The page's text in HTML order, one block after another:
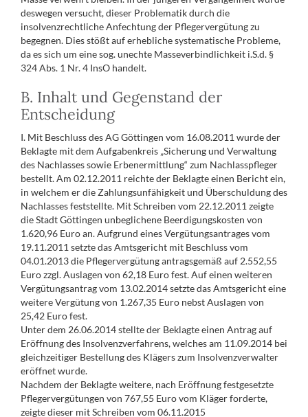
deswegen versucht, dieser Problematik durch die
insolvenzrechtliche Anfechtung der Pflegervergütung zu
begegnen. Dies stößt auf erhebliche systematische Probleme,
da es sich um eine sog. unechte Masseverbindlichkeit i.S.d. §
324 Abs. 1 Nr. 4 InsO handelt.
B. Inhalt und Gegenstand der
Entscheidung
I. Mit Beschluss des AG Göttingen vom 16.08.2011 wurde der
Beklagte mit dem Aufgabenkreis „Sicherung und Verwaltung
des Nachlasses sowie Erbenermittlung“ zum Nachlasspfleger
bestellt. Am 02.12.2011 reichte der Beklagte einen Bericht ein,
in welchem er die Zahlungsunfähigkeit und Überschuldung des
Nachlasses feststellte. Mit Schreiben vom 22.12.2011 zeigte
die Stadt Göttingen unbeglichene Beerdigungskosten von
1.620,96 Euro an. Aufgrund eines Vergütungsantrages vom
19.11.2011 setzte das Amtsgericht mit Beschluss vom
04.01.2013 die Pflegervergütung antragsgemäß auf 2.552,55
Euro zzgl. Auslagen von 62,18 Euro fest. Auf einen weiteren
Vergütungsantrag vom 13.02.2014 setzte das Amtsgericht eine
weitere Vergütung von 1.267,35 Euro nebst Auslagen von
25,42 Euro fest.
Unter dem 26.06.2014 stellte der Beklagte einen Antrag auf
Eröffnung des Insolvenzverfahrens, welches am 11.09.2014 bei
gleichzeitiger Bestellung des Klägers zum Insolvenzverwalter
eröffnet wurde.
Nachdem der Beklagte weitere, nach Eröffnung festgesetzte
Pflegervergütungen von 767,55 Euro vom Kläger forderte,
zeigte dieser mit Schreiben vom 06.11.2015